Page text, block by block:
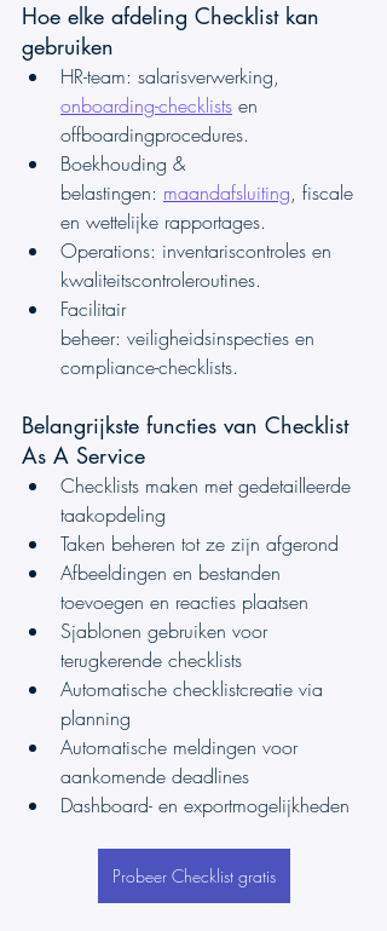
Hoe elke afdeling Checklist kan
gebruiken
HR-team: salarisverwerking,
onboarding-checklists en
offboardingprocedures.
Boekhouding &
belastingen: maandafsluiting, fiscale
en wettelijke rapportages.
Operations: inventariscontroles en
kwaliteitscontroleroutines.
Facilitair
beheer: veiligheidsinspecties en
compliance-checklists.
Belangrijkste functies van Checklist
As A Service
Checklists maken met gedetailleerde
taakopdeling
Taken beheren tot ze zijn afgerond
Afbeeldingen en bestanden
toevoegen en reacties plaatsen
Sjablonen gebruiken voor
terugkerende checklists
Automatische checklistcreatie via
planning
Automatische meldingen voor
aankomende deadlines
Dashboard- en exportmogelijkheden
Probeer Checklist gratis